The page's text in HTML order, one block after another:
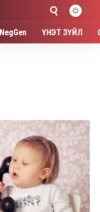
NegGen ҮНЭТ ЗҮЙЛ